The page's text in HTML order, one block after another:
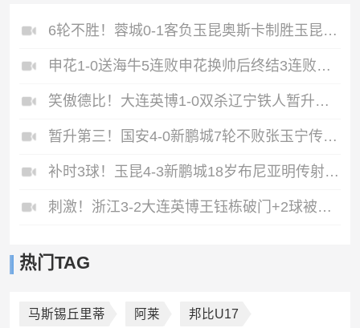
6轮不胜！蓉城0-1客负玉昆奥斯卡制胜玉昆暂第三蓉城全场1射正
申花1-0送海牛5连败申花换帅后终结3连败阿苏埃助攻徐皓阳制胜
笑傲德比！大连英博1-0双杀辽宁铁人暂升第2斯坦丘远射制胜
暂升第三！国安4-0新鹏城7轮不败张玉宁传射达万双响法比奥破门
补时3球！玉昆4-3新鹏城18岁布尼亚明传射侯永永乌龙卡约绝杀
刺激！浙江3-2大连英博王钰栋破门+2球被吹毛伟杰世界波难救主
热门TAG
马斯锡丘里蒂 阿莱 邦比U17